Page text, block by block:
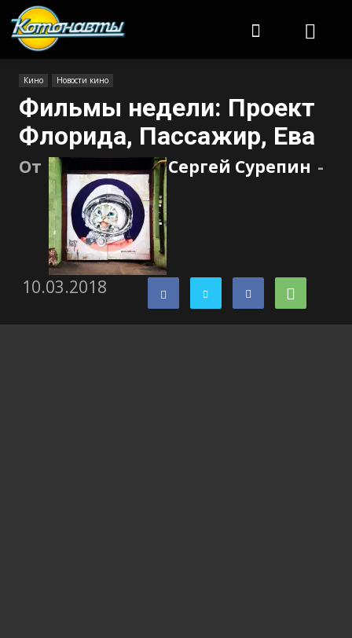
Кино Новости кино
Фильмы недели: Проект
Флорида, Пассажир, Ева
От Сергей Сурепин -
10.03.2018